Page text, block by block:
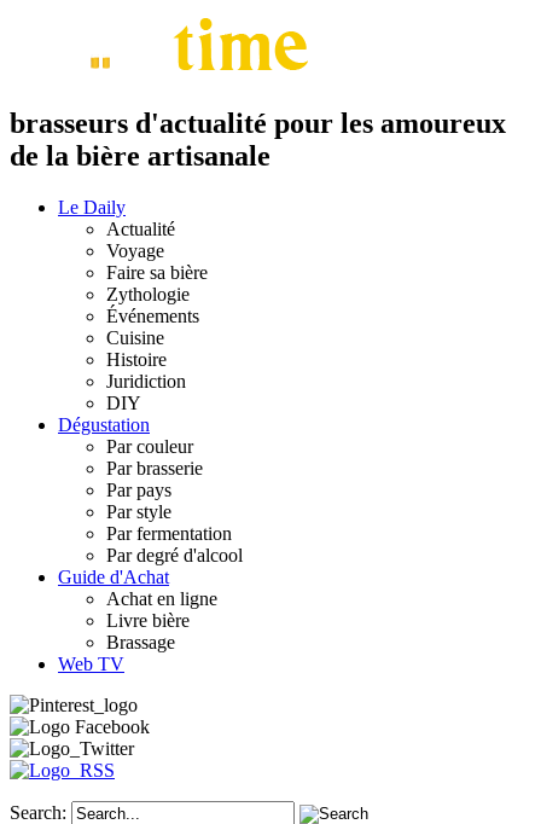
brasseurs d'actualité pour les amoureux
de la bière artisanale
Le Daily
Actualité
Voyage
Faire sa bière
Zythologie
Événements
Cuisine
Histoire
Juridiction
DIY
Dégustation
Par couleur
Par brasserie
Par pays
Par style
Par fermentation
Par degré d'alcool
Guide d'Achat
Achat en ligne
Livre bière
Brassage
Web TV
Search: